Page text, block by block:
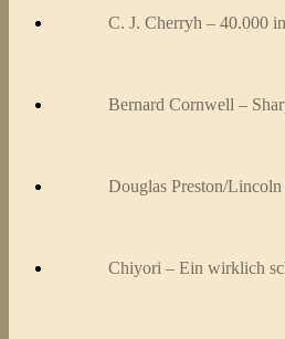
C. J. Cherryh – 40.000
Bernard Cornwell –
Douglas Preston/
Chiyori – Ein wirklich